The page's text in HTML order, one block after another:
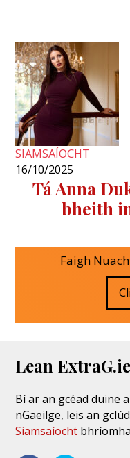
SIAMSAÍOCHT
16/10/2025
Tá Anna
bheith
Faigh
Lean ExtraG.ie
Bí ar an gcéad duine
nGaeilge, leis an
Siamsaíocht